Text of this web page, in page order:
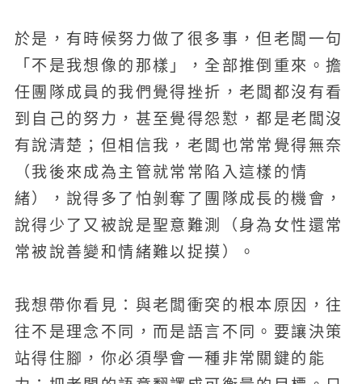
於是，有時候努力做了很多事，但老闆一句
「不是我想像的那樣」，全部推倒重來。擔
任團隊成員的我們覺得挫折，老闆都沒有看
到自己的努力，甚至覺得怨懟，都是老闆沒
有說清楚；但相信我，老闆也常常覺得無奈
（我後來成為主管就常常陷入這樣的情
緒），說得多了怕剝奪了團隊成長的機會，
說得少了又被說是聖意難測（身為女性還常
常被說善變和情緒難以捉摸）。
我想帶你看見：與老闆衝突的根本原因，往
往不是理念不同，而是語言不同。要讓決策
站得住腳，你必須學會一種非常關鍵的能